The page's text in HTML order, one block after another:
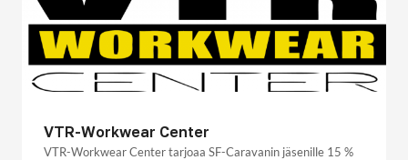
VTR-Workwear Center
VTR-Workwear Center tarjoaa SF-Caravanin jäsenille 15 %